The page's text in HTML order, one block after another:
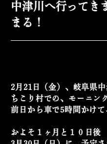
中津川へ行って
まる！
2月21日（金）、岐阜県
ちこり村での、モーニン
前日から車で5時間かけ
およそ１ヶ月と１０日後